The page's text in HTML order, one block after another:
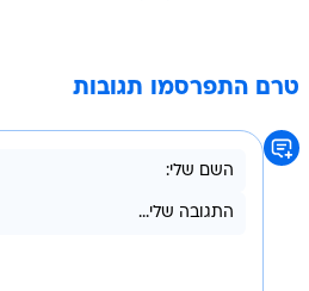
טרם התפרסמו תגובות